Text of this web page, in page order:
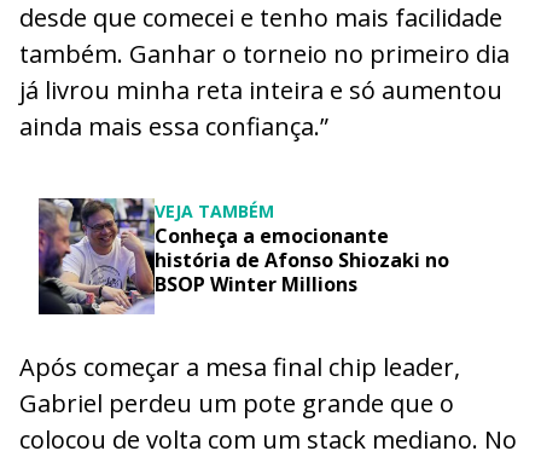
desde que comecei e tenho mais facilidade
também. Ganhar o torneio no primeiro dia
já livrou minha reta inteira e só aumentou
ainda mais essa confiança.”
VEJA TAMBÉM
Conheça a emocionante
história de Afonso Shiozaki no
BSOP Winter Millions
Após começar a mesa final chip leader,
Gabriel perdeu um pote grande que o
colocou de volta com um stack mediano. No